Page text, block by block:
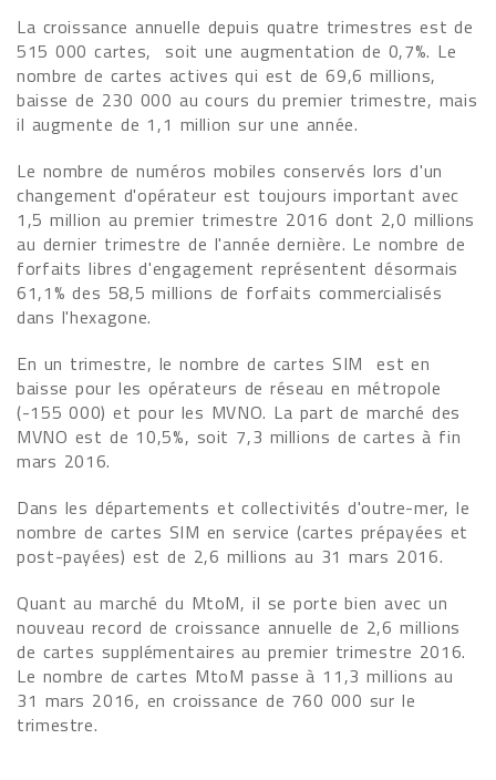
La croissance annuelle depuis quatre trimestres est de
515 000 cartes, soit une augmentation de 0,7%. Le
nombre de cartes actives qui est de 69,6 millions,
baisse de 230 000 au cours du premier trimestre, mais
il augmente de 1,1 million sur une année.
Le nombre de numéros mobiles conservés lors d'un
changement d'opérateur est toujours important avec
1,5 million au premier trimestre 2016 dont 2,0 millions
au dernier trimestre de l'année dernière. Le nombre de
forfaits libres d'engagement représentent désormais
61,1% des 58,5 millions de forfaits commercialisés
dans l'hexagone.
En un trimestre, le nombre de cartes SIM est en
baisse pour les opérateurs de réseau en métropole
(-155 000) et pour les MVNO. La part de marché des
MVNO est de 10,5%, soit 7,3 millions de cartes à fin
mars 2016.
Dans les départements et collectivités d'outre-mer, le
nombre de cartes SIM en service (cartes prépayées et
post-payées) est de 2,6 millions au 31 mars 2016.
Quant au marché du MtoM, il se porte bien avec un
nouveau record de croissance annuelle de 2,6 millions
de cartes supplémentaires au premier trimestre 2016.
Le nombre de cartes MtoM passe à 11,3 millions au
31 mars 2016, en croissance de 760 000 sur le
trimestre.